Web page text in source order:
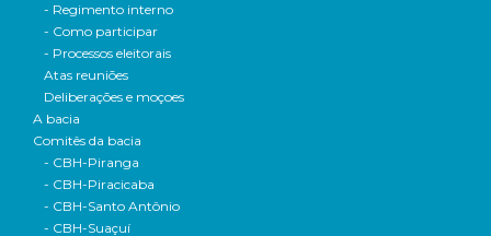
- Regimento interno
- Como participar
- Processos eleitorais
Atas reuniões
Deliberações e moçoes
A bacia
Comitês da bacia
- CBH-Piranga
- CBH-Piracicaba
- CBH-Santo Antônio
- CBH-Suaçuí